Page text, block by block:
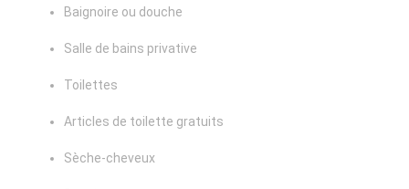
Baignoire ou douche
Salle de bains privative
Toilettes
Articles de toilette gratuits
Sèche-cheveux